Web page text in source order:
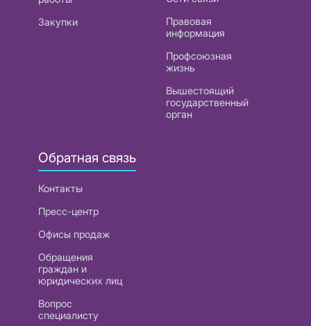
Закупки
Правовая
информация
Профсоюзная
жизнь
Вышестоящий
государственный
орган
Обратная связь
Контакты
Пресс-центр
Офисы продаж
Обращения
граждан и
юридических лиц
Вопрос
специалисту